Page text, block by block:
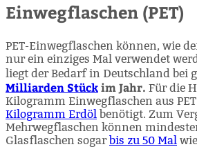
Einwegflaschen (PET)
PET-Einwegflaschen können, wie
nur ein einziges Mal verwendet
liegt der Bedarf in Deutschland bei
Milliarden Stückim Jahr. Für die
Kilogramm Einwegflaschen aus
Kilogramm Erdöl benötigt. Zum
Mehrwegflaschen können
Glasflaschen sogar bis zu 50 Mal